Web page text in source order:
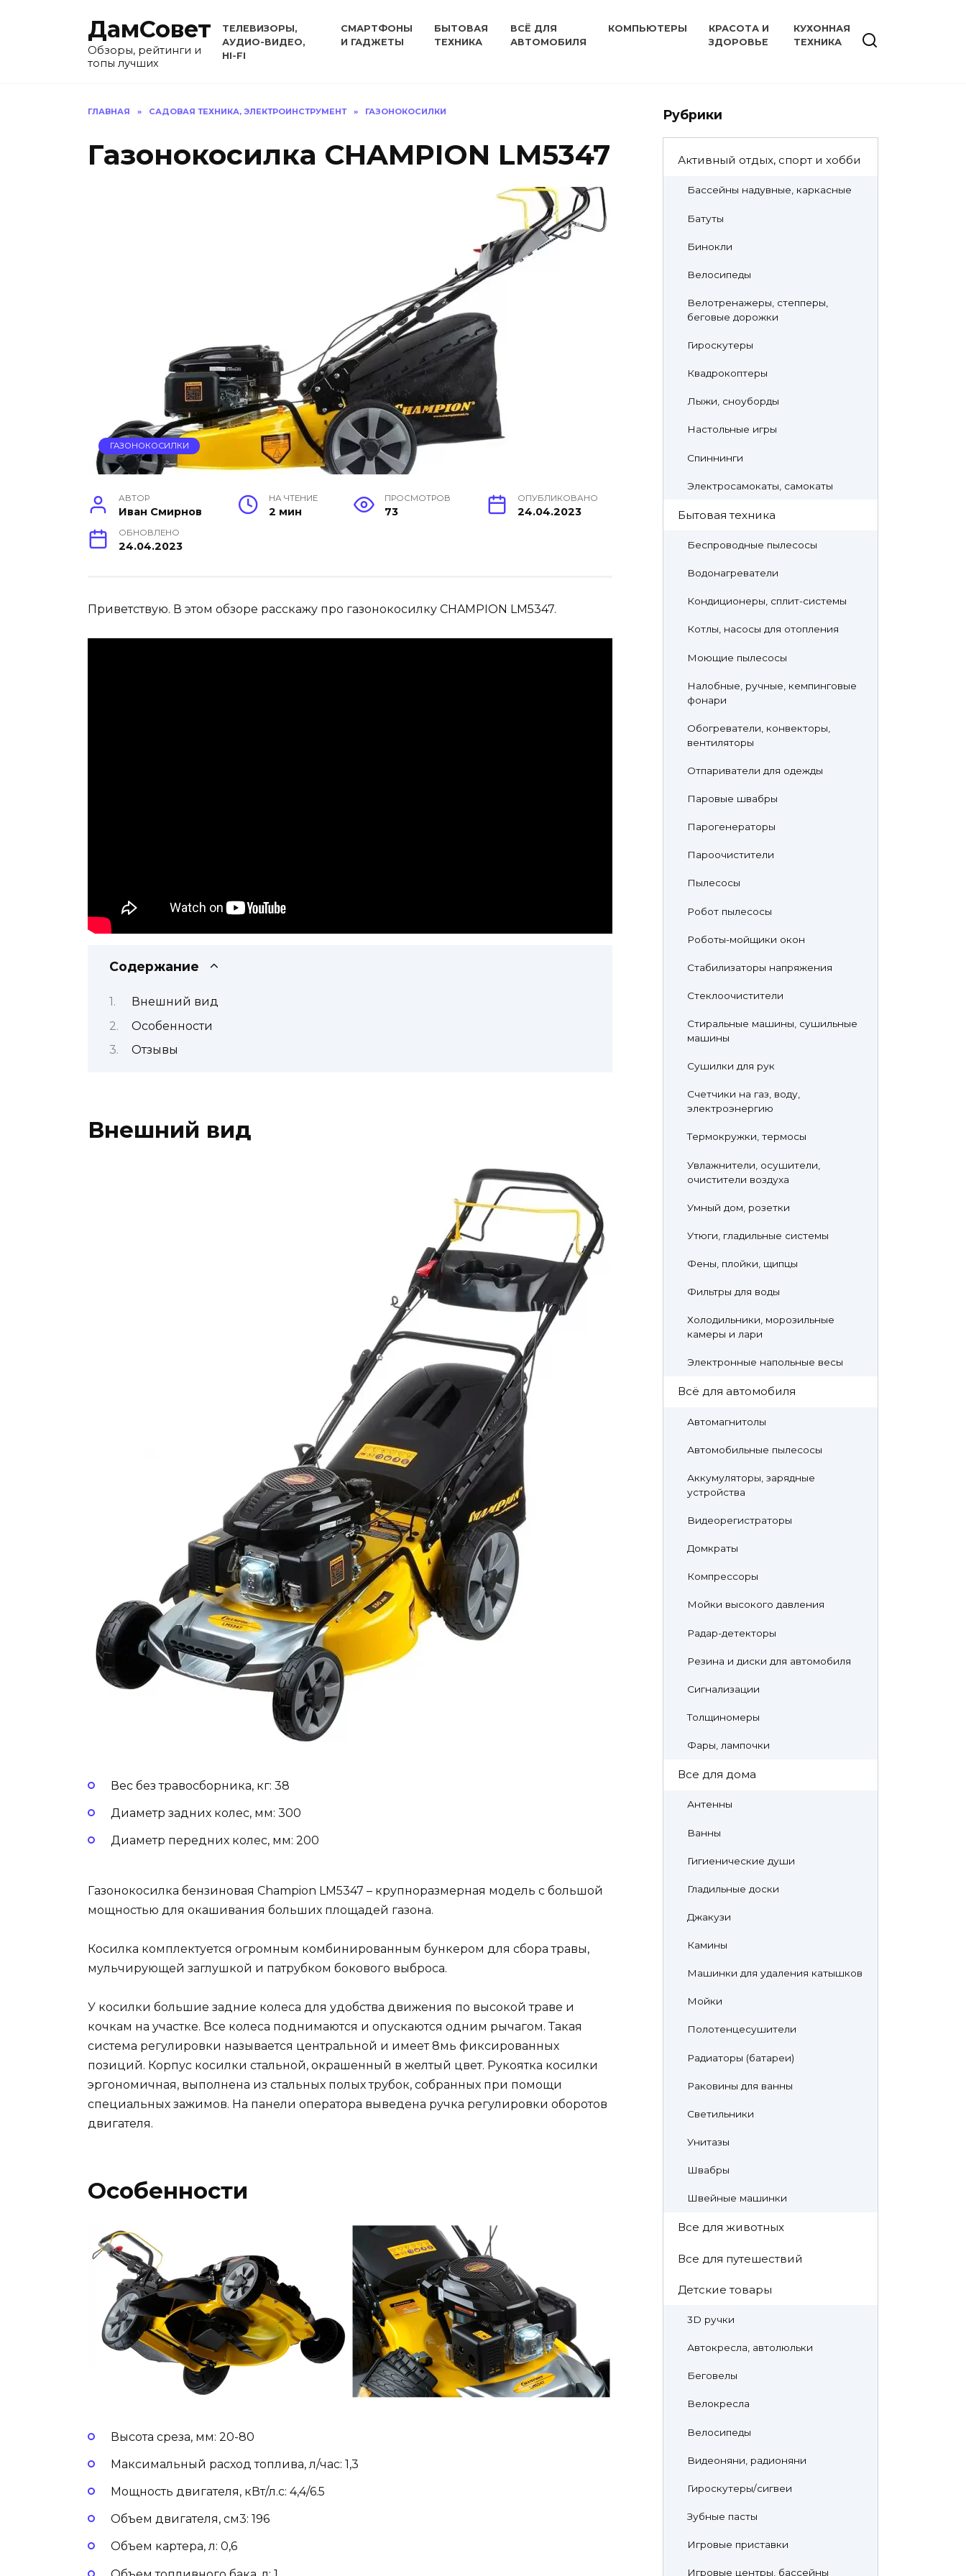
ДамСовет
Обзоры, рейтинги и
топы лучших
ТЕЛЕВИЗОРЫ,
АУДИО-ВИДЕО,
HI-FI
СМАРТФОНЫ
И ГАДЖЕТЫ
БЫТОВАЯ
ТЕХНИКА
ВСЁ ДЛЯ
АВТОМОБИЛЯ
КОМПЬЮТЕРЫ
КРАСОТА И
ЗДОРОВЬЕ
КУХОННАЯ
ТЕХНИКА
ГЛАВНАЯ » САДОВАЯ ТЕХНИКА, ЭЛЕКТРОИНСТРУМЕНТ » ГАЗОНОКОСИЛКИ
Газонокосилка CHAMPION LM5347
ГАЗОНОКОСИЛКИ
АВТОР
Иван Смирнов
НА ЧТЕНИЕ
2 мин
ПРОСМОТРОВ
73
ОПУБЛИКОВАНО
24.04.2023
ОБНОВЛЕНО
24.04.2023
Приветствую. В этом обзоре расскажу про газонокосилку CHAMPION LM5347.
Содержание
Внешний вид
Особенности
Отзывы
Внешний вид
Вес без травосборника, кг: 38
Диаметр задних колес, мм: 300
Диаметр передних колес, мм: 200
Газонокосилка бензиновая Champion LM5347 – крупноразмерная модель с большой
мощностью для окашивания больших площадей газона.
Косилка комплектуется огромным комбинированным бункером для сбора травы,
мульчирующей заглушкой и патрубком бокового выброса.
У косилки большие задние колеса для удобства движения по высокой траве и
кочкам на участке. Все колеса поднимаются и опускаются одним рычагом. Такая
система регулировки называется центральной и имеет 8мь фиксированных
позиций. Корпус косилки стальной, окрашенный в желтый цвет. Рукоятка косилки
эргономичная, выполнена из стальных полых трубок, собранных при помощи
специальных зажимов. На панели оператора выведена ручка регулировки оборотов
двигателя.
Особенности
Высота среза, мм: 20-80
Максимальный расход топлива, л/час: 1,3
Мощность двигателя, кВт/л.с: 4,4/6.5
Объем двигателя, см3: 196
Объем картера, л: 0,6
Рубрики
Активный отдых, спорт и хобби
Бассейны надувные, каркасные
Батуты
Бинокли
Велосипеды
Велотренажеры, степперы,
беговые дорожки
Гироскутеры
Квадрокоптеры
Лыжи, сноуборды
Настольные игры
Спиннинги
Электросамокаты, самокаты
Бытовая техника
Беспроводные пылесосы
Водонагреватели
Кондиционеры, сплит-системы
Котлы, насосы для отопления
Моющие пылесосы
Налобные, ручные, кемпинговые
фонари
Обогреватели, конвекторы,
вентиляторы
Отпариватели для одежды
Паровые швабры
Парогенераторы
Пароочистители
Пылесосы
Робот пылесосы
Роботы-мойщики окон
Стабилизаторы напряжения
Стеклоочистители
Стиральные машины, сушильные
машины
Сушилки для рук
Счетчики на газ, воду,
электроэнергию
Термокружки, термосы
Увлажнители, осушители,
очистители воздуха
Умный дом, розетки
Утюги, гладильные системы
Фены, плойки, щипцы
Фильтры для воды
Холодильники, морозильные
камеры и лари
Электронные напольные весы
Всё для автомобиля
Автомагнитолы
Автомобильные пылесосы
Аккумуляторы, зарядные
устройства
Видеорегистраторы
Домкраты
Компрессоры
Мойки высокого давления
Радар-детекторы
Резина и диски для автомобиля
Сигнализации
Толщиномеры
Фары, лампочки
Все для дома
Антенны
Ванны
Гигиенические души
Гладильные доски
Джакузи
Камины
Машинки для удаления катышков
Мойки
Полотенцесушители
Радиаторы (батареи)
Раковины для ванны
Светильники
Унитазы
Швабры
Швейные машинки
Все для животных
Все для путешествий
Детские товары
3D ручки
Автокресла, автолюльки
Беговелы
Велокресла
Велосипеды
Видеоняни, радионяни
Гироскутеры/сигвеи
Зубные пасты
Игровые приставки
Игровые центры, бассейны